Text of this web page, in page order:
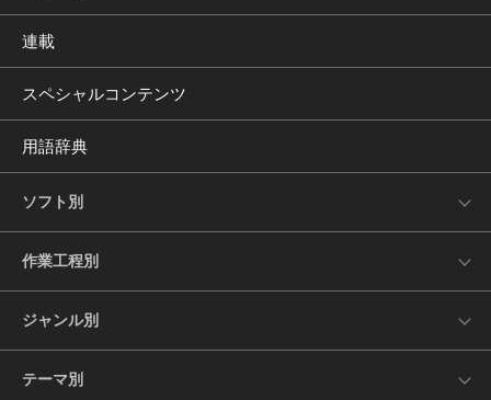
連載
スペシャルコンテンツ
用語辞典
ソフト別
作業工程別
ジャンル別
テーマ別